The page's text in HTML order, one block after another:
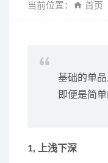
当前位置： 首页
基础的单
即便是简
1, 上浅下深